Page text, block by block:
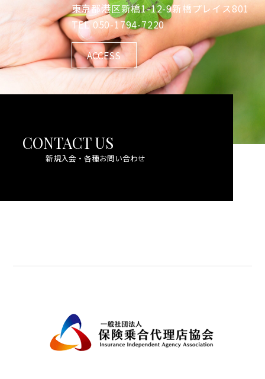
東京都港区新橋1-12-9新橋プレイス801
TEL050-1794-7220
ACCESS
CONTACT US
新規入会・各種お問い合わせ